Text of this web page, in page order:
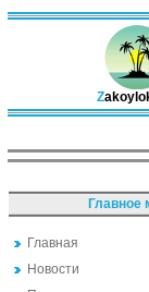
Z
Главное
Главная
Новости